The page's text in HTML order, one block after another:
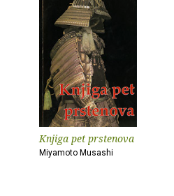
Knjiga pet prstenova
Miyamoto Musashi